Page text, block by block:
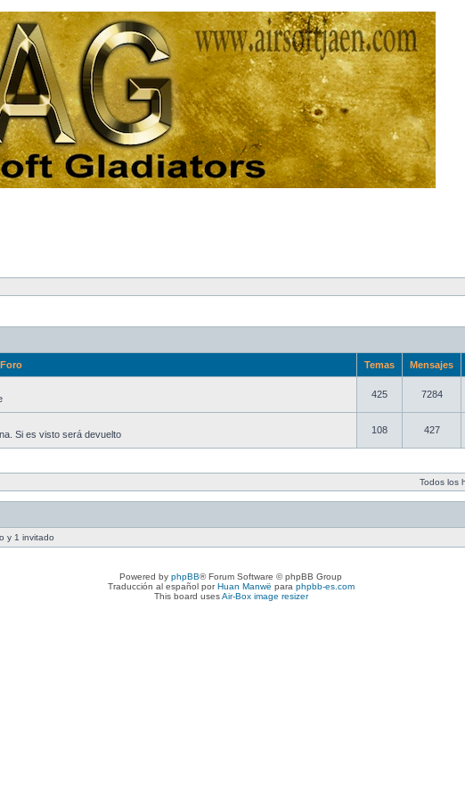
Foro Temas Mensajes
425 7284
Si es visto será devuelto 108 427
Todos los
y 1 invitado
Powered by phpBB® Forum Software © phpBB Group
Traducción al español porHuan Manwë para phpbb-es.com
This board usesAir-Box image resizer